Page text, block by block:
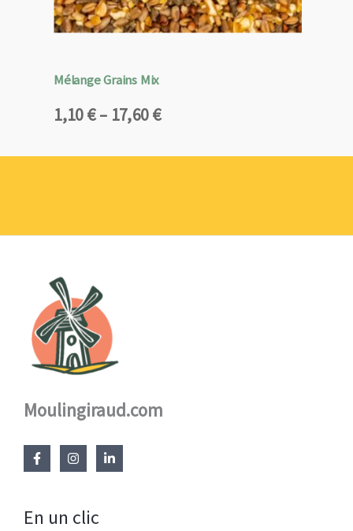
Mélange Grains Mix
1,10€– 17,60€
Plage
prix :
Moulingiraud.com
En un clic